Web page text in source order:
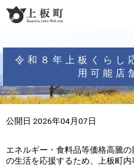
令和８年上板くらし
用可能店
公開日 2026年04月07日
エネルギー・食料品等価格高騰
の生活を応援するため、上板町